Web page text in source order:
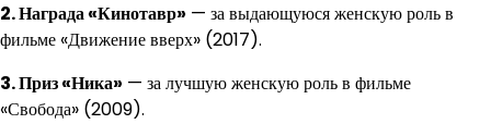
2. Награда «Кинотавр» — за выдающуюся женскую роль в
фильме «Движение вверх» (2017).
3. Приз «Ника» — за лучшую женскую роль в фильме
«Свобода» (2009).